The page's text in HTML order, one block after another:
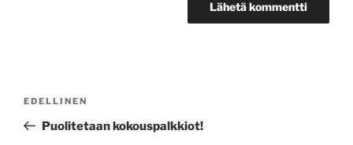
Edellinen
artikkeli
EDELLINEN
Puolitetaan kokouspalkkiot!